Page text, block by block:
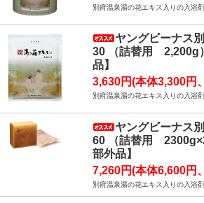
別府温泉湯の花エキス入りの入浴剤
ヤングビーナス
30 （詰替用 2,200g
品】
3,630円(本体3,300円
別府温泉湯の花エキス入りの入浴剤
ヤングビーナス
60 （詰替用
部外品】
7,260円(本体6,600円
別府温泉湯の花エキス入りの入浴剤